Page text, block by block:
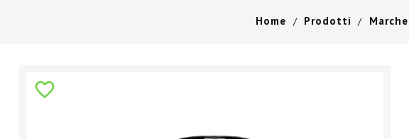
Home Prodotti Marche
favorite_border